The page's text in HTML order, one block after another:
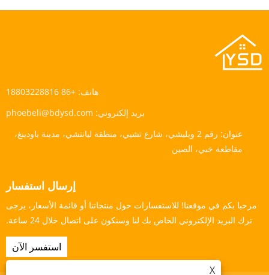
هاتف: +86 18803228816
بريد إلكتروني: phoebeli@bdysd.com
عنوان:
رقم 2 ويليشي، شارع تشيي، منطقة ليانتشي، مدينة باودينغ،
مقاطعة خبي، الصين
إرسال استفسار
مرحبا بكم في موقعنا! للاستفسارات حول منتجاتنا أو قائمة الأسعار، يرجى
ترك البريد الإلكتروني الخاص بك لنا وسنكون على اتصال خلال 24 ساعة.
استفسر الآن
X